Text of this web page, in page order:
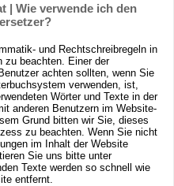
| Wie verwende ich den
und Rechtschreibregeln in
zu beachten. Einer der
achten sollten, wenn Sie
verwenden, ist,
Wörter und Texte in der
anderen Benutzern im Website-
Grund bitten wir Sie, dieses
zu beachten. Wenn Sie nicht
im Inhalt der Website
Sie uns bitte unter
Texte werden so schnell wie
entfernt.